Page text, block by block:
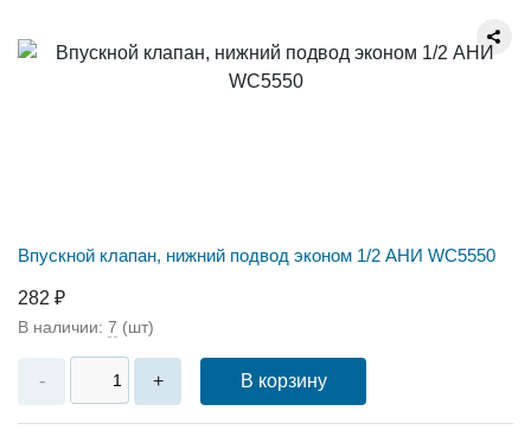
Впускной клапан, нижний подвод эконом 1/2 АНИ WC5550
282 ₽
В наличии: 7 (шт)
- + В корзину